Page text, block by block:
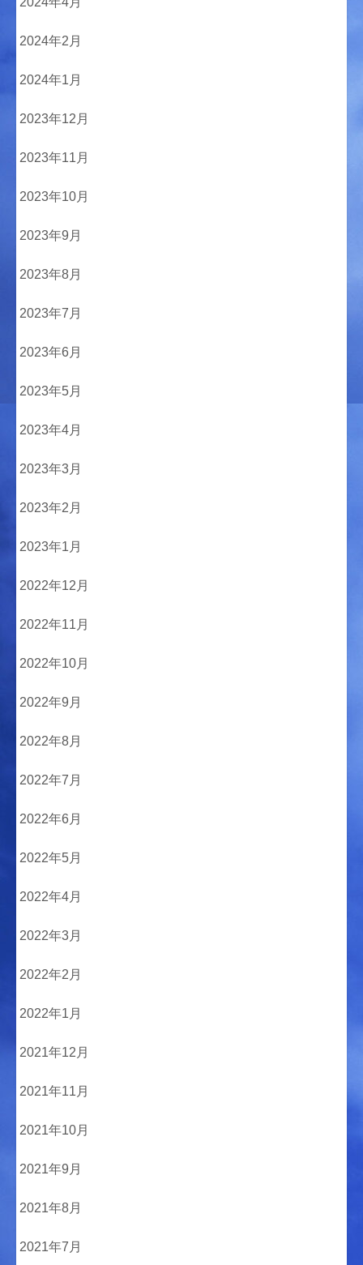
2024年2月
2024年1月
2023年12月
2023年11月
2023年10月
2023年9月
2023年8月
2023年7月
2023年6月
2023年5月
2023年4月
2023年3月
2023年2月
2023年1月
2022年12月
2022年11月
2022年10月
2022年9月
2022年8月
2022年7月
2022年6月
2022年5月
2022年4月
2022年3月
2022年2月
2022年1月
2021年12月
2021年11月
2021年10月
2021年9月
2021年8月
2021年7月